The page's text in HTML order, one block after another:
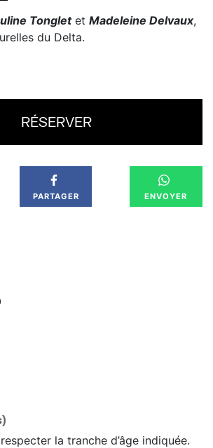
TongletetMadeleine Delvaux,
du Delta.
RÉSERVER
PARTAGER ENVOYER
la tranche d’âge indiquée.